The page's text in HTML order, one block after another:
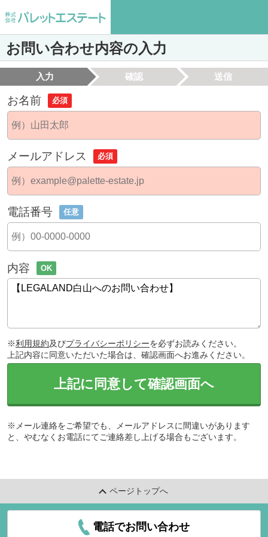
お問い合わせ内容の入力
入力 確認 送信
お名前 必須
メールアドレス 必須
電話番号 任意
内容 OK
※利用規約及びプライバシーポリシーを必ずお読みください。
上記内容に同意いただいた場合は、確認画面へお進みください。
上記に同意して確認画面へ
※メール連絡をご希望でも、メールアドレスに間違いがあります
と、やむなくお電話にてご連絡差し上げる場合もございます。
ページトップへ
電話でお問い合わせ